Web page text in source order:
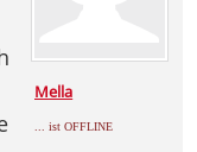
Mella
... ist OFFLINE